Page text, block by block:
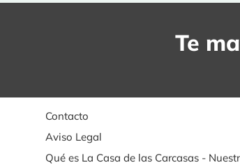
Te
Contacto
Aviso Legal
Qué es La Casa de las Carcasas -